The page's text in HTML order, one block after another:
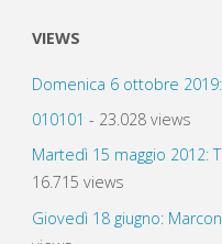
VIEWS
Domenica 6 ottobre
010101 - 23.028 views
Martedì 15 maggio 2012:
16.715 views
Giovedì 18 giugno: